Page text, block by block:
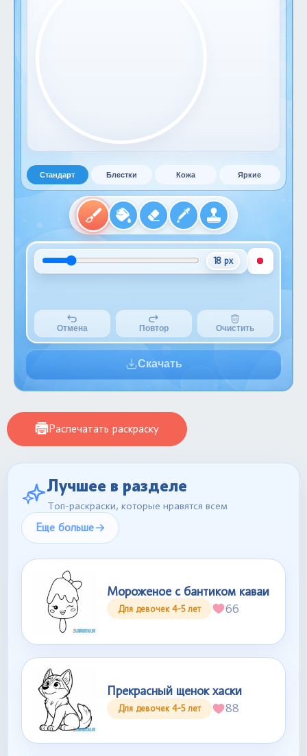
Стандарт Блестки Кожа Яркие
18 px
Отмена Повтор Очистить
Скачать
Распечатать раскраску
Лучшее в разделе
Топ-раскраски, которые нравятся всем
Еще больше
Мороженое с бантиком каваи
Для девочек 4-5 лет 66
Прекрасный щенок хаски
Для девочек 4-5 лет 88